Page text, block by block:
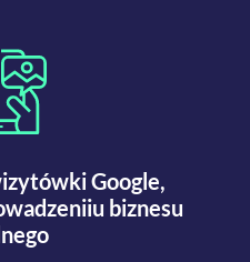
Google,
biznesu